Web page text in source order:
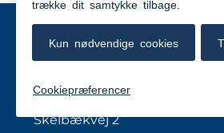
Elite Aabenraa
Skelbækvej 2